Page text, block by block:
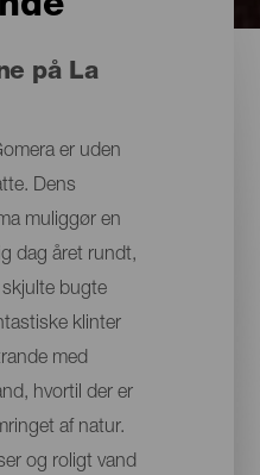
på La
er uden
Dens
muliggør en
dag året rundt,
bugte
klinter
med
hvortil der er
af natur.
og roligt vand